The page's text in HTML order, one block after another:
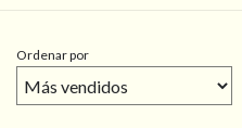
Ordenar por